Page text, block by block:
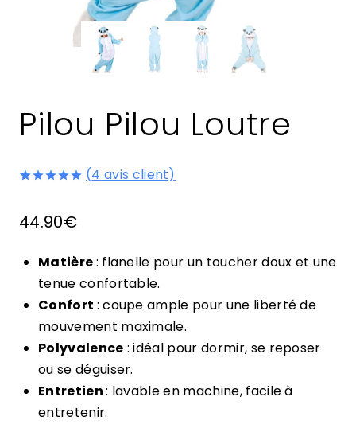
Pilou Pilou Loutre
sur
(4 avis client)
44.90€
Matière: flanelle pour un toucher doux et une
tenue confortable.
Confort : coupe ample pour une liberté de
mouvement maximale.
Polyvalence : idéal pour dormir, se reposer
ou se déguiser.
Entretien: lavable en machine, facile à
entretenir.